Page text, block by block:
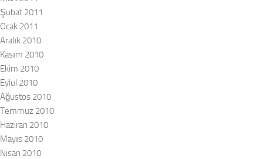
Şubat 2011
Ocak 2011
Aralık 2010
Kasım 2010
Ekim 2010
Eylül 2010
Ağustos 2010
Temmuz 2010
Haziran 2010
Mayıs 2010
Nisan 2010